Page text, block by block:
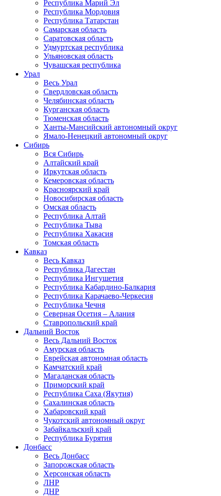
Республика Марий Эл
Республика Мордовия
Республика Татарстан
Самарская область
Саратовская область
Удмуртская республика
Ульяновская область
Чувашская республика
Урал
Весь Урал
Свердловская область
Челябинская область
Курганская область
Тюменская область
Ханты-Мансийский автономный округ
Ямало-Ненецкий автономный округ
Сибирь
Вся Сибирь
Алтайский край
Иркутская область
Кемеровская область
Красноярский край
Новосибирская область
Омская область
Республика Алтай
Республика Тыва
Республика Хакасия
Томская область
Кавказ
Весь Кавказ
Республика Дагестан
Республика Ингушетия
Республика Кабардино-Балкария
Республика Карачаево-Черкесия
Республика Чечня
Северная Осетия – Алания
Ставропольский край
Дальний Восток
Весь Дальний Восток
Амурская область
Еврейская автономная область
Камчатский край
Магаданская область
Приморский край
Республика Саха (Якутия)
Сахалинская область
Хабаровский край
Чукотский автономный округ
Забайкальский край
Республика Бурятия
Донбасс
Весь Донбасс
Запорожская область
Херсонская область
ЛНР
ДНР